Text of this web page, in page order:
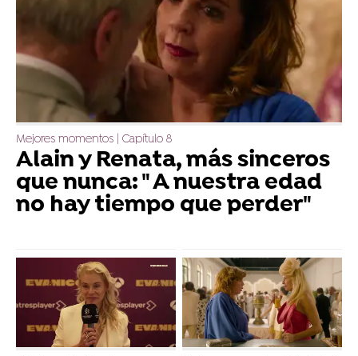
Mejores momentos | Capítulo 8
Alain y Renata, más sinceros
que nunca: " A nuestra edad
no hay tiempo que perder"